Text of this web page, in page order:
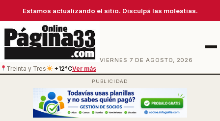
Estamos actualizando el sitio. Disculpá las molestias.
VIERNES 7 DE AGOSTO, 2026
Treinta y Tres
+12°CVer más
Menú